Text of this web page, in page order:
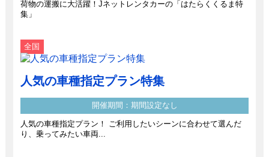
荷物の運搬に大活躍！Jネットレンタカーの「はたらくくるま特
集」
全国
人気の車種指定プラン特集
開催期間：期間設定なし
人気の車種指定プラン！ ご利用したいシーンに合わせて選んだ
り、乗ってみたい車両...